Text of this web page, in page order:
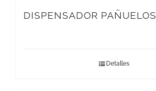
DISPENSADOR PAÑUELOS
Detalles